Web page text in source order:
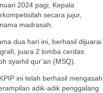
2024 pagi, Kepala
secara jujur,
madrasah.
dua hari ini, berhasil dijuarai
juara 2 lomba cerdas
syarhil qur’an (MSQ).
ini telah berhasil mengasah
adik-adik penggalang